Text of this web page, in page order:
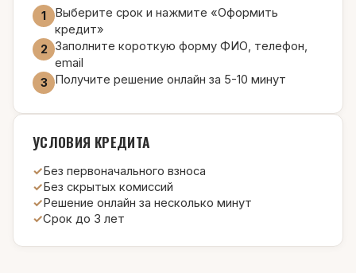
1
Выберите срок и нажмите «Оформить
кредит»
2
Заполните короткую форму ФИО, телефон,
email
3 Получите решение онлайн за 5-10 минут
УСЛОВИЯ КРЕДИТА
Без первоначального взноса
Без скрытых комиссий
Решение онлайн за несколько минут
Срок до 3 лет